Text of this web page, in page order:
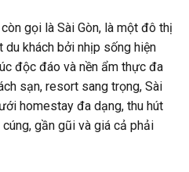
gọi là Sài Gòn, là một đô thị
du khách bởi nhịp sống hiện
độc đáo và nền ẩm thực đa
sạn, resort sang trọng, Sài
homestay đa dạng, thu hút
gần gũi và giá cả phải